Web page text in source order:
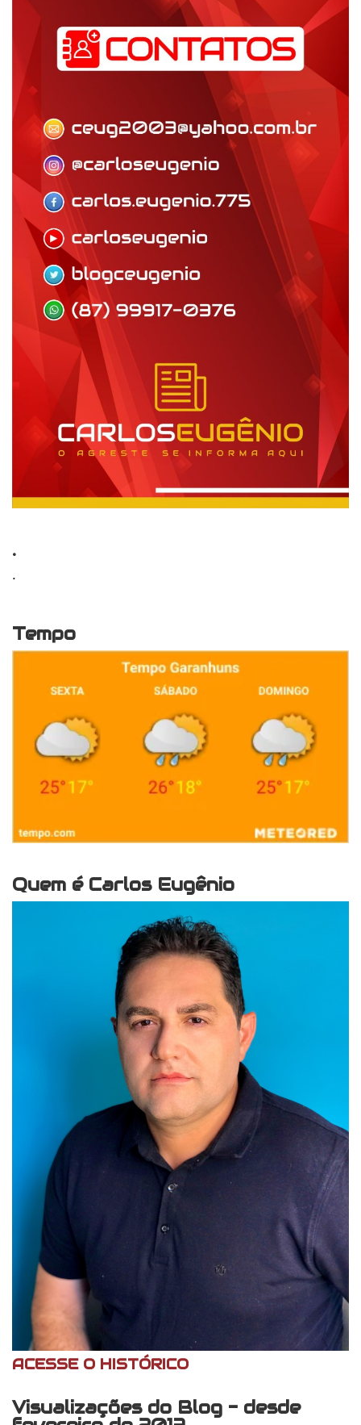
.
.
Tempo
Quem é Carlos Eugênio
ACESSE O HISTÓRICO
Visualizações do Blog - desde